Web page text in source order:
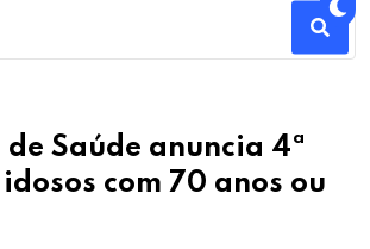
Saúde anuncia 4ª
com 70 anos ou